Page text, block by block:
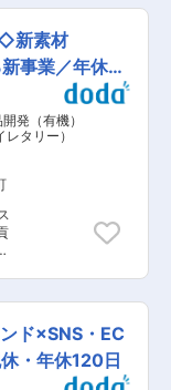
◇新素材
事業／年休
発（有機）
タリー）
ド×SNS・EC
・年休120日